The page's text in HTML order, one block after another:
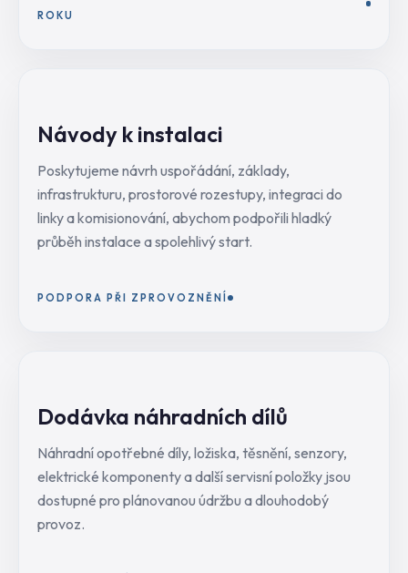
ROKU
Návody k instalaci
Poskytujeme návrh uspořádání, základy,
infrastrukturu, prostorové rozestupy, integraci do
linky a komisionování, abychom podpořili hladký
průběh instalace a spolehlivý start.
PODPORA PŘI ZPROVOZNĚNÍ
Dodávka náhradních dílů
Náhradní opotřebné díly, ložiska, těsnění, senzory,
elektrické komponenty a další servisní položky jsou
dostupné pro plánovanou údržbu a dlouhodobý
provoz.